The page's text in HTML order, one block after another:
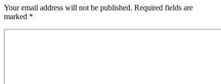
Your email address will not be published. Required fields are
marked *